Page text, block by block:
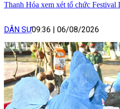
Thanh Hóa xem xét tổ chức Festival
DÂN SỰ09:36 06/08/2026